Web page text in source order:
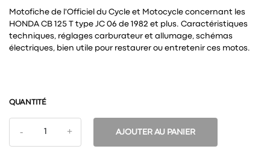
Motofiche de l'Officiel du Cycle et Motocycle concernant les
HONDA CB 125 T type JC 06 de 1982 et plus. Caractéristiques
techniques, réglages carburateur et allumage, schémas
électriques, bien utile pour restaurer ou entretenir ces motos.
QUANTITÉ
AJOUTER AU PANIER